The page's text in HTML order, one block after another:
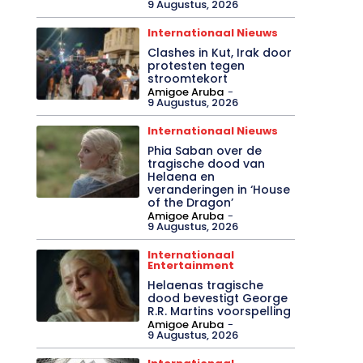
9 Augustus, 2026
Internationaal Nieuws
Clashes in Kut, Irak door
protesten tegen
stroomtekort
Amigoe Aruba -
9 Augustus, 2026
Internationaal Nieuws
Phia Saban over de
tragische dood van
Helaena en
veranderingen in ‘House
of the Dragon’
Amigoe Aruba -
9 Augustus, 2026
Internationaal
Entertainment
Helaenas tragische
dood bevestigt George
R.R. Martins voorspelling
Amigoe Aruba -
9 Augustus, 2026